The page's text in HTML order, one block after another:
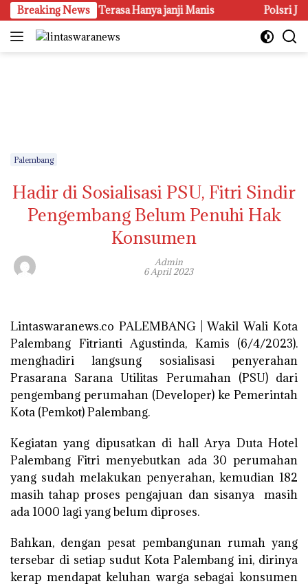
Langsung
ke
konten
Breaking News
Petani Terasa Hanya janji Manis Polsri Juara
Palembang
Hadir di Sosialisasi PSU, Fitri Sindir
Pengembang Belum Penuhi Hak
Konsumen
Admin
6 April 2023
Lintaswaranews.co PALEMBANG | Wakil Wali Kota
Palembang Fitrianti Agustinda, Kamis (6/4/2023).
menghadiri langsung sosialisasi penyerahan
Prasarana Sarana Utilitas Perumahan (PSU) dari
pengembang perumahan (Developer) ke Pemerintah
Kota (Pemkot) Palembang.
Kegiatan yang dipusatkan di hall Arya Duta Hotel
Palembang Fitri menyebutkan ada 30 perumahan
yang sudah melakukan penyerahan, kemudian 182
masih tahap proses pengajuan dan sisanya masih
ada 1000 lagi yang belum diproses.
Bahkan, dengan pesat pembangunan rumah yang
tersebar di setiap sudut Kota Palembang ini, dirinya
kerap mendapat keluhan warga sebagai konsumen